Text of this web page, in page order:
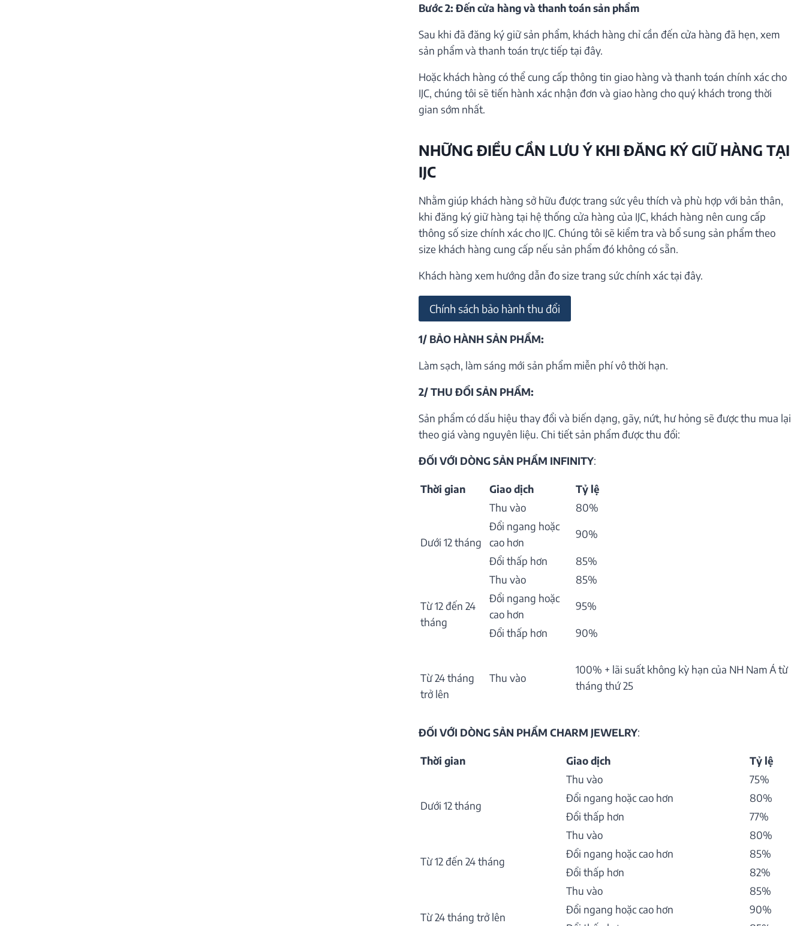
Bước 2: Đến cửa hàng và thanh toán sản phẩm
Sau khi đã đăng ký giữ sản phẩm, khách hàng chỉ cần đến cửa hàng đã hẹn, xem
sản phẩm và thanh toán trực tiếp tại đây.
Hoặc khách hàng có thể cung cấp thông tin giao hàng và thanh toán chính xác cho
IJC, chúng tôi sẽ tiến hành xác nhận đơn và giao hàng cho quý khách trong thời
gian sớm nhất.
NHỮNG ĐIỀU CẦN LƯU Ý KHI ĐĂNG KÝ GIỮ HÀNG TẠI
IJC
Nhằm giúp khách hàng sở hữu được trang sức yêu thích và phù hợp với bản thân,
khi đăng ký giữ hàng tại hệ thống cửa hàng của IJC, khách hàng nên cung cấp
thông số size chính xác cho IJC. Chúng tôi sẽ kiểm tra và bổ sung sản phẩm theo
size khách hàng cung cấp nếu sản phẩm đó không có sẵn.
Khách hàng xem hướng dẫn đo size trang sức chính xác tại đây.
Chính sách bảo hành thu đổi
1/ BẢO HÀNH SẢN PHẨM:
Làm sạch, làm sáng mới sản phẩm miễn phí vô thời hạn.
2/ THU ĐỔI SẢN PHẨM:
Sản phẩm có dấu hiệu thay đổi và biến dạng, gãy, nứt, hư hỏng sẽ được thu mua lại
theo giá vàng nguyên liệu. Chi tiết sản phẩm được thu đổi:
ĐỐI VỚI DÒNG SẢN PHẨM INFINITY:
Thời gian Giao dịch Tỷ lệ
Dưới 12 tháng
Thu vào
80%
Đổi ngang hoặc
cao hơn
90%
Đổi thấp hơn 85%
Từ 12 đến 24
tháng
Thu vào
85%
Đổi ngang hoặc
cao hơn
95%
Đổi thấp hơn 90%
Từ 24 tháng
trở lên
Thu vào
100% + lãi suất không kỳ hạn của NH Nam Á từ
tháng thứ 25
ĐỐI VỚI DÒNG SẢN PHẨM CHARM JEWELRY:
Thời gian Giao dịch Tỷ lệ
Dưới 12 tháng
Thu vào
75%
Đổi ngang hoặc cao hơn
80%
Đổi thấp hơn
77%
Từ 12 đến 24 tháng
Thu vào
80%
Đổi ngang hoặc cao hơn
85%
Đổi thấp hơn
82%
Từ 24 tháng trở lên
Thu vào
85%
Đổi ngang hoặc cao hơn
90%